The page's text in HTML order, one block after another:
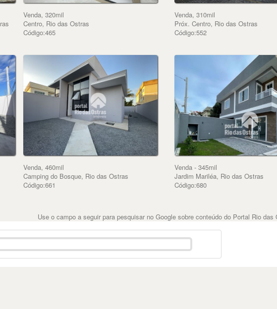
Venda, 320mil
Centro, Rio das Ostras
Código:465
Venda, 310mil
Próx. Centro, Rio das Ostras
Código:552
Venda, 460mil
Camping do Bosque, Rio das Ostras
Código:661
Venda - 345mil
Jardim Mariléa, Rio das Ostras
Código:680
Use o campo a seguir para pesquisar no Google sobre conteúdo do Portal Rio das